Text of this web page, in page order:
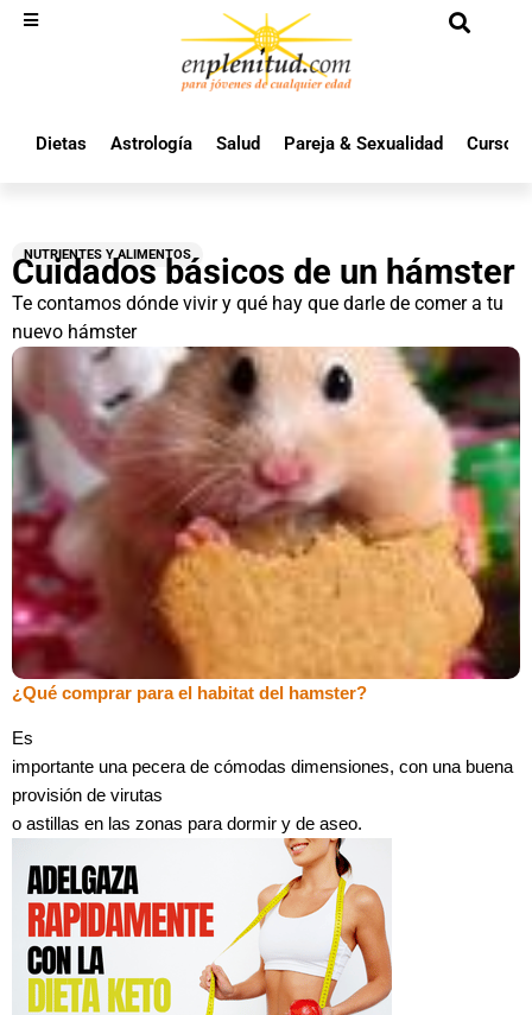
Dietas Astrología Salud Pareja & Sexualidad Cursos
NUTRIENTES Y ALIMENTOS
Cuidados básicos de un hámster
Te contamos dónde vivir y qué hay que darle de comer a tu
nuevo hámster
¿Qué comprar para el habitat del hamster?
Es
importante una pecera de cómodas dimensiones, con una buena
provisión de virutas
o astillas en las zonas para dormir y de aseo.